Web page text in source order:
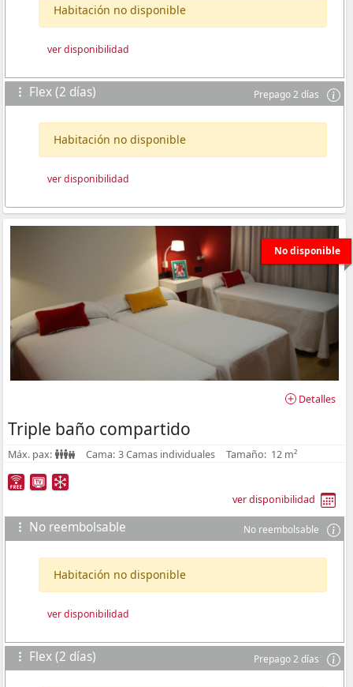
Habitación no disponible
ver disponibilidad
Flex (2 días) Prepago 2 días
Habitación no disponible
ver disponibilidad
No disponible
Detalles
Triple baño compartido
Máx. pax: Cama: 3 Camas individuales Tamaño: 12 m²
ver disponibilidad
No reembolsable No reembolsable
Habitación no disponible
ver disponibilidad
Flex (2 días) Prepago 2 días